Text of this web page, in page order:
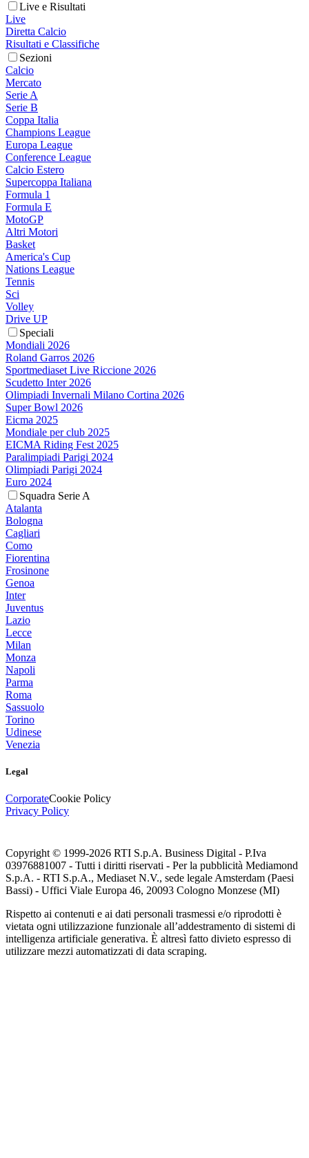
Live e Risultati
Live
Diretta Calcio
Risultati e Classifiche
Sezioni
Calcio
Mercato
Serie A
Serie B
Coppa Italia
Champions League
Europa League
Conference League
Calcio Estero
Supercoppa Italiana
Formula 1
Formula E
MotoGP
Altri Motori
Basket
America's Cup
Nations League
Tennis
Sci
Volley
Drive UP
Speciali
Mondiali 2026
Roland Garros 2026
Sportmediaset Live Riccione 2026
Scudetto Inter 2026
Olimpiadi Invernali Milano Cortina 2026
Super Bowl 2026
Eicma 2025
Mondiale per club 2025
EICMA Riding Fest 2025
Paralimpiadi Parigi 2024
Olimpiadi Parigi 2024
Euro 2024
Squadra Serie A
Atalanta
Bologna
Cagliari
Como
Fiorentina
Frosinone
Genoa
Inter
Juventus
Lazio
Lecce
Milan
Monza
Napoli
Parma
Roma
Sassuolo
Torino
Udinese
Venezia
Legal
CorporateCookie Policy
Privacy Policy
Copyright © 1999-2026 RTI S.p.A. Business Digital - P.Iva
03976881007 - Tutti i diritti riservati - Per la pubblicità Mediamond
S.p.A. - RTI S.p.A., Mediaset N.V., sede legale Amsterdam (Paesi
Bassi) - Uffici Viale Europa 46, 20093 Cologno Monzese (MI)
Rispetto ai contenuti e ai dati personali trasmessi e/o riprodotti è
vietata ogni utilizzazione funzionale all’addestramento di sistemi di
intelligenza artificiale generativa. È altresì fatto divieto espresso di
utilizzare mezzi automatizzati di data scraping.